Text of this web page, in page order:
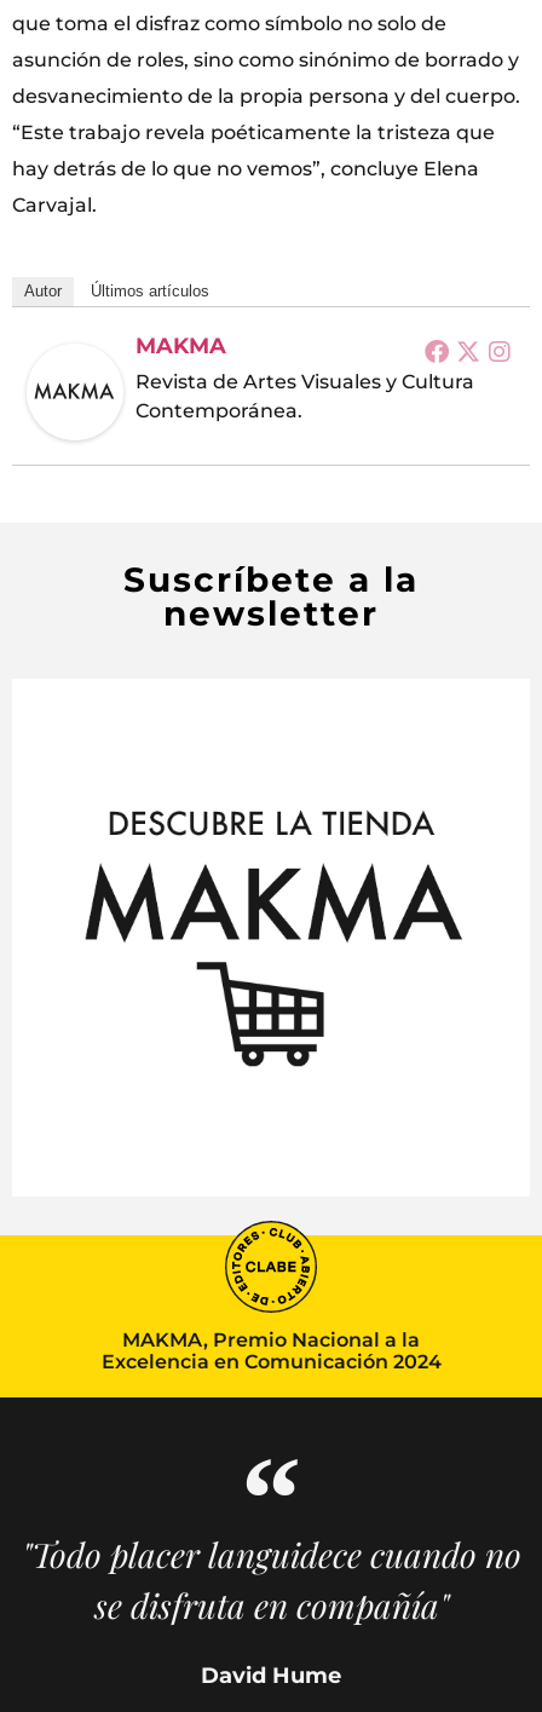
que toma el disfraz como símbolo no solo de
asunción de roles, sino como sinónimo de borrado y
desvanecimiento de la propia persona y del cuerpo.
“Este trabajo revela poéticamente la tristeza que
hay detrás de lo que no vemos”, concluye Elena
Carvajal.
Autor Últimos artículos
MAKMA
Revista de Artes Visuales y Cultura
Contemporánea.
Suscríbete a la
newsletter
MAKMA, Premio Nacional a la
Excelencia en Comunicación 2024
"Todo placer languidece cuando no
se disfruta en compañía"
David Hume